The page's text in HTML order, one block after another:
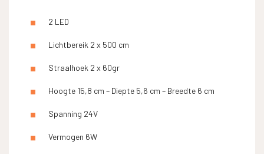
2 LED
Lichtbereik 2 x 500 cm
Straalhoek 2 x 60gr
Hoogte 15,8 cm – Diepte 5,6 cm – Breedte 6 cm
Spanning 24V
Vermogen 6W